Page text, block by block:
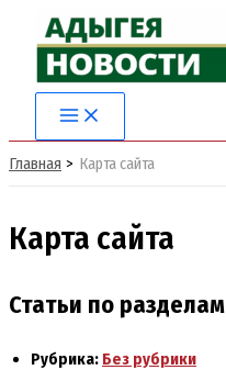
Перейти
содержимому
Главная Карта сайта
Карта сайта
Статьи по разделам
Рубрика: Без рубрики